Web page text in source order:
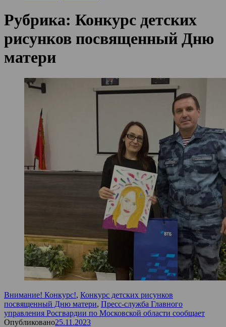
Рубрика: Конкурс детских
рисунков посвященный Дню
матери
Внимание! Конкурс!, Конкурс детских рисунков
посвященный Дню матери, Пресс-служба Главного
управления Росгвардии по Московской области сообщает
Опубликовано25.11.2023